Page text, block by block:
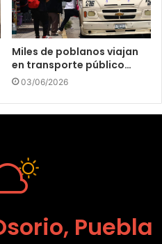
Miles de poblanos viajan
en transporte público…
03/06/2026
Puebla